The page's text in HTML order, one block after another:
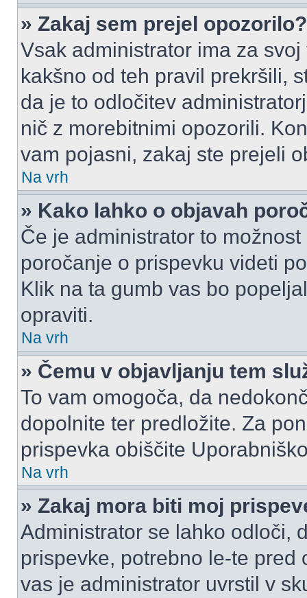
» Zakaj sem prejel opozorilo?
Vsak administrator ima za
kakšno od teh pravil prekršili,
da je to odločitev
nič z morebitnimi opozorili.
vam pojasni, zakaj ste prejeli
Na vrh
» Kako lahko o objavah
Če je administrator to
poročanje o prispevku videti
Klik na ta gumb vas bo
opraviti.
Na vrh
» Čemu v objavljanju tem
To vam omogoča, da
dopolnite ter predložite. Za
prispevka obiščite
Na vrh
» Zakaj mora biti moj
Administrator se lahko odloči,
prispevke, potrebno le-te
vas je administrator uvrstil v